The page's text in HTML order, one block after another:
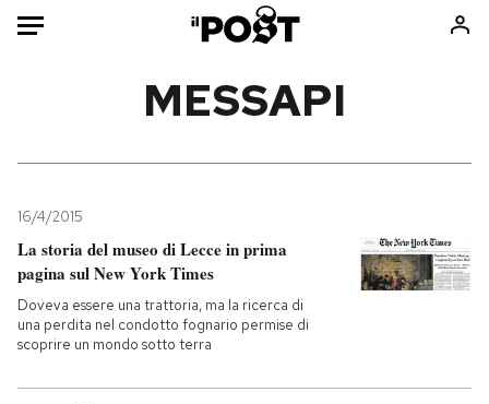
Mondo
Politica
Tecnologia
Internet
Scienza
Consumismi
Ok Boomer!
MESSAPI
16/4/2015
La storia del museo di Lecce in prima
pagina sul New York Times
Doveva essere una trattoria, ma la ricerca di
una perdita nel condotto fognario permise di
scoprire un mondo sotto terra